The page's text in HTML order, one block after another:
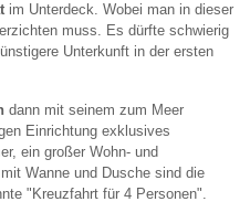
im Unterdeck. Wobei man in dieser
muss. Es dürfte schwierig
Unterkunft in der ersten
dann mit seinem zum Meer
Einrichtung exklusives
ein großer Wohn- und
Wanne und Dusche sind die
"Kreuzfahrt für 4 Personen".